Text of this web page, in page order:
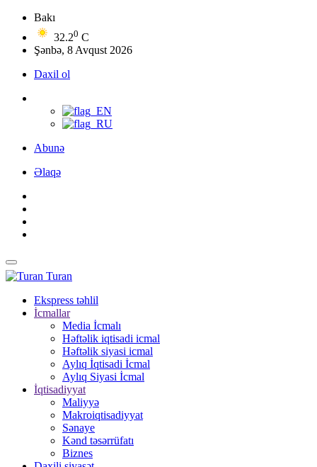
Bakı
32.20 C
Şənbə, 8 Avqust 2026
Daxil ol
Abunə
Əlaqə
Turan
Ekspress təhlil
İcmallar
Media İcmalı
Həftəlik iqtisadi icmal
Həftəlik siyasi icmal
Aylıq İqtisadi İcmal
Aylıq Siyasi İcmal
İqtisadiyyat
Maliyyə
Makroiqtisadiyyat
Sənaye
Kənd təsərrüfatı
Biznes